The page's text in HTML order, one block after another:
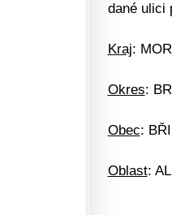
dané ulici
Kraj:
Okres:
Obec:
Oblast: